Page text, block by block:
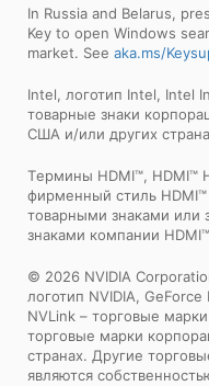
In Russia and Belarus,
Key to open Windows
market. See aka.ms/
Intel, логотип Intel, Intel
товарные знаки
США и/или других
Tермины HDMI™, HDMI™
фирменный стиль HDMI™
товарными знаками или
знаками компании
© 2026 NVIDIA
логотип NVIDIA, GeForce
NVLink – торговые
торговые марки
странах. Другие
являются